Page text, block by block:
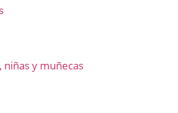
niñas y muñecas